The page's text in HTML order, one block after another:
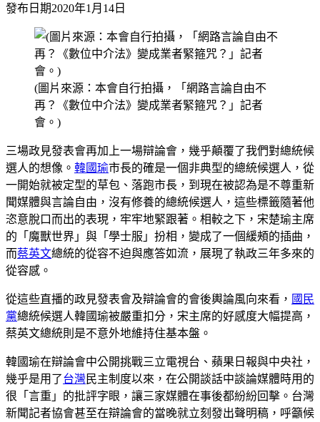
發布日期2020年1月14日
(圖片來源：本會自行拍攝，「網路言論自由不
再？《數位中介法》變成業者緊箍咒？」記者
會。)
三場政見發表會再加上一場辯論會，幾乎顛覆了我們對總統候
選人的想像。 韓國瑜市長的確是一個非典型的總統候選人，從
一開始就被定型的草包、落跑市長，到現在被認為是不尊重新
聞媒體與言論自由，沒有修養的總統候選人，這些標籤隨著他
恣意脫口而出的表現，牢牢地緊跟著。相較之下，宋楚瑜主席
的「魔獸世界」與「學士服」扮相，變成了一個緩頰的插曲，
而蔡英文總統的從容不迫與應答如流，展現了執政三年多來的
從容感。
從這些直播的政見發表會及辯論會的會後輿論風向來看， 國民
黨總統候選人韓國瑜被嚴重扣分，宋主席的好感度大幅提高，
蔡英文總統則是不意外地維持住基本盤。
韓國瑜在辯論會中公開挑戰三立電視台、蘋果日報與中央社，
幾乎是用了台灣 民主制度以來，在公開談話中談論媒體時用的
很「言重」的批評字眼，讓三家媒體在事後都紛紛回擊。台灣
新聞記者協會甚至在辯論會的當晚就立刻發出聲明稿，呼籲候